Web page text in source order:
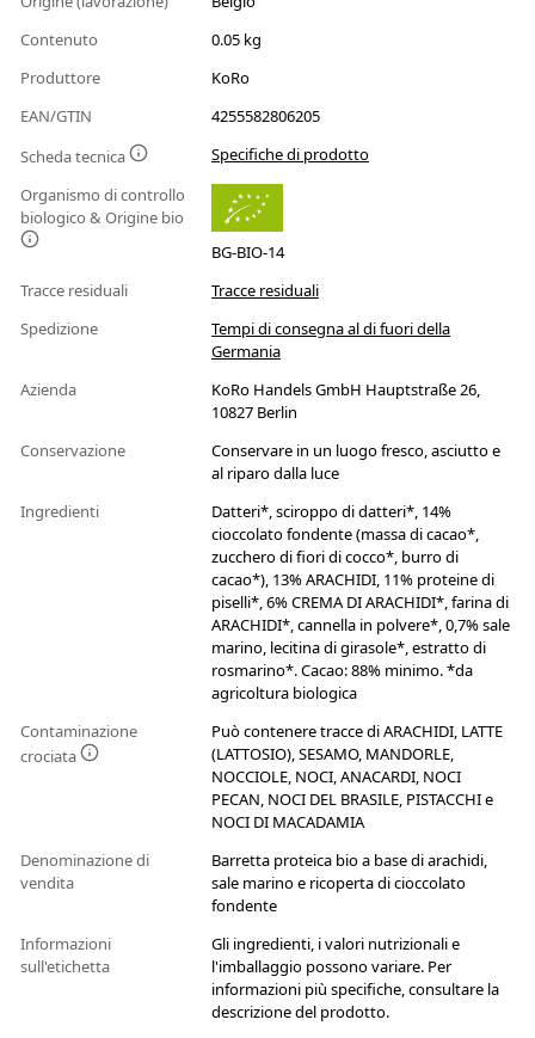
Contenuto
0.05 kg
Produttore
KoRo
EAN/GTIN
4255582806205
Scheda tecnica
Specifiche di prodotto
Organismo di controllo
biologico & Origine bio
BG-BIO-14
Tracce residuali
Tracce residuali
Spedizione
Tempi di consegna al di fuori della
Germania
Azienda
KoRo Handels GmbH Hauptstraße 26,
10827 Berlin
Conservazione
Conservare in un luogo fresco, asciutto e
al riparo dalla luce
Ingredienti
Datteri*, sciroppo di datteri*, 14%
cioccolato fondente (massa di cacao*,
zucchero di fiori di cocco*, burro di
cacao*), 13% ARACHIDI, 11% proteine di
piselli*, 6% CREMA DI ARACHIDI*, farina di
ARACHIDI*, cannella in polvere*, 0,7% sale
marino, lecitina di girasole*, estratto di
rosmarino*. Cacao: 88% minimo. *da
agricoltura biologica
Contaminazione
crociata
Può contenere tracce di ARACHIDI, LATTE
(LATTOSIO), SESAMO, MANDORLE,
NOCCIOLE, NOCI, ANACARDI, NOCI
PECAN, NOCI DEL BRASILE, PISTACCHI e
NOCI DI MACADAMIA
Denominazione di
vendita
Barretta proteica bio a base di arachidi,
sale marino e ricoperta di cioccolato
fondente
Informazioni
sull'etichetta
Gli ingredienti, i valori nutrizionali e
l'imballaggio possono variare. Per
informazioni più specifiche, consultare la
descrizione del prodotto.